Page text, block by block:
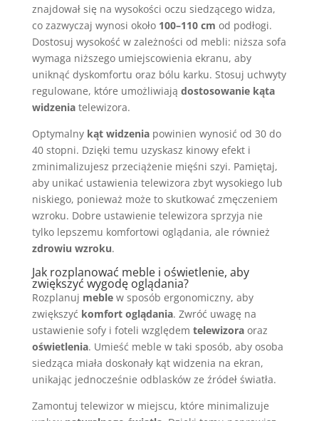
znajdował się na wysokości oczu siedzącego widza,
co zazwyczaj wynosi około 100–110 cm od podłogi.
Dostosuj wysokość w zależności od mebli: niższa sofa
wymaga niższego umiejscowienia ekranu, aby
uniknąć dyskomfortu oraz bólu karku. Stosuj uchwyty
regulowane, które umożliwiają dostosowanie kąta
widzeniatelewizora.
Optymalny kąt widzeniapowinien wynosić od 30 do
40 stopni. Dzięki temu uzyskasz kinowy efekt i
zminimalizujesz przeciążenie mięśni szyi. Pamiętaj,
aby unikać ustawienia telewizora zbyt wysokiego lub
niskiego, ponieważ może to skutkować zmęczeniem
wzroku. Dobre ustawienie telewizora sprzyja nie
tylko lepszemu komfortowi oglądania, ale również
zdrowiu wzroku.
Jak rozplanować meble i oświetlenie, aby
zwiększyć wygodę oglądania?
Rozplanuj meblew sposób ergonomiczny, aby
zwiększyć komfort oglądania. Zwróć uwagę na
ustawienie sofy i foteli względem telewizoraoraz
oświetlenia. Umieść meble w taki sposób, aby osoba
siedząca miała doskonały kąt widzenia na ekran,
unikając jednocześnie odblasków ze źródeł światła.
Zamontuj telewizor w miejscu, które minimalizuje